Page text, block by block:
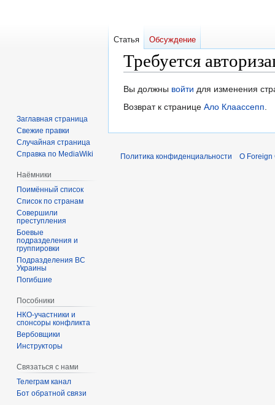
Требуется
Перейти
к
Перейти
к
Вы должны войти для изменения
Возврат к странице Ало Клаассепп.
Статья Обсуждение
Заглавная страница
Свежие правки
Случайная страница
Справка по MediaWiki
Наёмники
Поимённый список
Список по странам
Совершили
преступления
Боевые
подразделения и
группировки
Подразделения ВС
Украины
Погибшие
Пособники
спонсоры конфликта
‏‎Вербовщики
Инструкторы
Связаться с нами
Телеграм канал
Бот обратной связи
Политика конфиденциальности О Foreign